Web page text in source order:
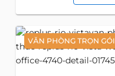
VĂN PHÒNG TRỌN GÓI